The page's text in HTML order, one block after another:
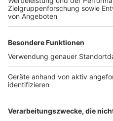
Drittanbieters,
einzubetten.
Daten zu
sammeln.
Details durch und
Nutzung des
Video
Mehr
Ein etwas anderer Superheld